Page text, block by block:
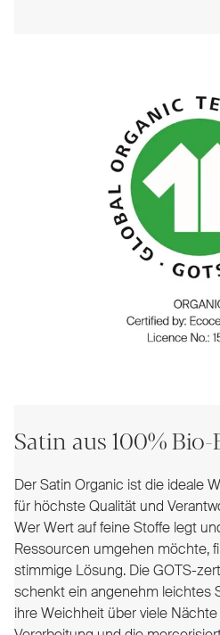
Satin aus 100%
Der Satin Organic ist die ideale
für höchste Qualität und
Wer Wert auf feine Stoffe legt
Ressourcen umgehen möchte,
stimmige Lösung. Die GOTS-
schenkt ein angenehm leichtes
ihre Weichheit über viele